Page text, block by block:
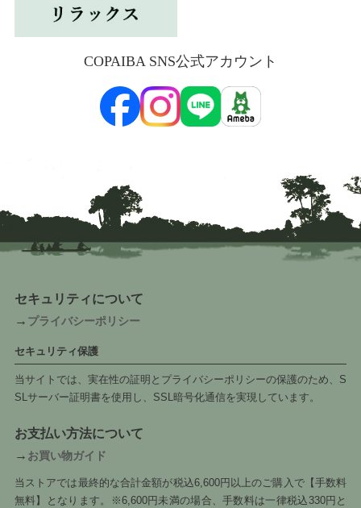
COPAIBA SNS公式アカウント
セキュリティについて
→ プライバシーポリシー
セキュリティ保護
当サイトでは、実在性の証明とプライバシーポリシーの保護のため、S
SLサーバー証明書を使用し、SSL暗号化通信を実現しています。
お支払い方法について
→ お買い物ガイド
当ストアでは最終的な合計金額が税込6,600円以上のご購入で【手数料
無料】となります。※6,600円未満の場合、手数料は一律税込330円と